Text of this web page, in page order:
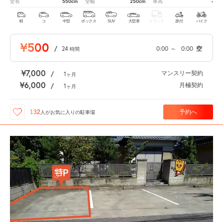
全長 全幅 車高
軽 コ 中型 ボックス SUV 大型車 トラック 原付 バイク
¥500 / 24 時間 0:00 ～ 0:00 空
¥7,000 / 1ヶ月 マンスリー契約
¥6,000 / 1ヶ月 月極契約
132 人がお気に入りの駐車場 予約へ